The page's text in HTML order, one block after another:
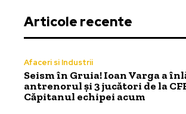
Articole recente
Afaceri si Industrii
Seism în Gruia! Ioan Varga a
antrenorul și 3 jucători de la
Căpitanul echipei acum